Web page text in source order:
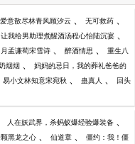
意散尽林青风顾汐云 、 无可救药 、
我给男助理煮醒酒汤程心怡陆沉宴 、
孟谦荀宋雪诗 、 醉酒情思 、 重生八
烟烟 、 妈妈的忌日，我的葬礼爸爸的
易小文林知意宋宛秋 、 蛊真人 、 回头
人在妖武界，杀蚂蚁爆经验爆装备 、
黑龙之心 、 仙道章 、 僵约：我！僵